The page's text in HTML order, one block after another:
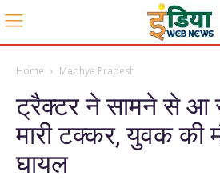
Home Madhya Pradesh
ट्रैक्टर ने सामने से आ
मारी टक्कर, युवक की
घायल